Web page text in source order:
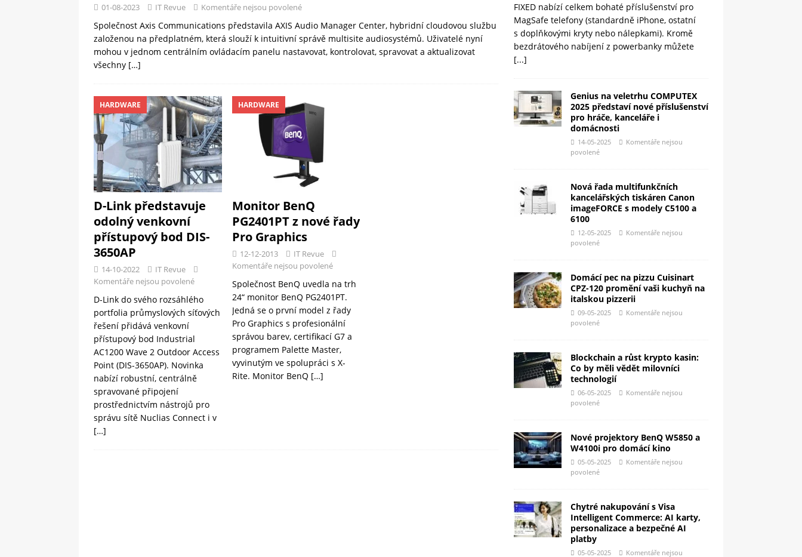
01-08-2023 IT Revue Komentáře nejsou povolené
Společnost Axis Communications představila AXIS Audio Manager Center, hybridní cloudovou službu
založenou na předplatném, která slouží k intuitivní správě multisite audiosystémů. Uživatelé nyní
mohou v jednom centrálním ovládacím panelu nastavovat, kontrolovat, spravovat a aktualizovat
všechny […]
HARDWARE
D-Link představuje
odolný venkovní
přístupový bod DIS-
3650AP
14-10-2022
IT Revue
Komentáře nejsou povolené
D-Link do svého rozsáhlého
portfolia průmyslových síťových
řešení přidává venkovní
přístupový bod Industrial
AC1200 Wave 2 Outdoor Access
Point (DIS-3650AP). Novinka
nabízí robustní, centrálně
spravované připojení
prostřednictvím nástrojů pro
správu sítě Nuclias Connect i v
[…]
HARDWARE
Monitor BenQ
PG2401PT z nové řady
Pro Graphics
12-12-2013
IT Revue
Komentáře nejsou povolené
Společnost BenQ uvedla na trh
24“ monitor BenQ PG2401PT.
Jedná se o první model z řady
Pro Graphics s profesionální
správou barev, certifikací G7 a
programem Palette Master,
vyvinutým ve spolupráci s X-
Rite. Monitor BenQ […]
FIXED nabízí celkem bohaté příslušenství pro
MagSafe telefony (standardně iPhone, ostatní
s doplňkovými kryty nebo nálepkami). Kromě
bezdrátového nabíjení z powerbanky můžete
[...]
Genius na veletrhu COMPUTEX
2025 představí nové příslušenství
pro hráče, kanceláře i
domácnosti
14-05-2025
Komentáře nejsou
povolené
Nová řada multifunkčních
kancelářských tiskáren Canon
imageFORCE s modely C5100 a
6100
12-05-2025
Komentáře nejsou
povolené
Domácí pec na pizzu Cuisinart
CPZ-120 promění vaši kuchyň na
italskou pizzerii
09-05-2025
Komentáře nejsou
povolené
Blockchain a růst krypto kasin:
Co by měli vědět milovníci
technologií
06-05-2025
Komentáře nejsou
povolené
Nové projektory BenQ W5850 a
W4100i pro domácí kino
05-05-2025
Komentáře nejsou
povolené
Chytré nakupování s Visa
Intelligent Commerce: AI karty,
personalizace a bezpečné AI
platby
05-05-2025 Komentáře nejsou